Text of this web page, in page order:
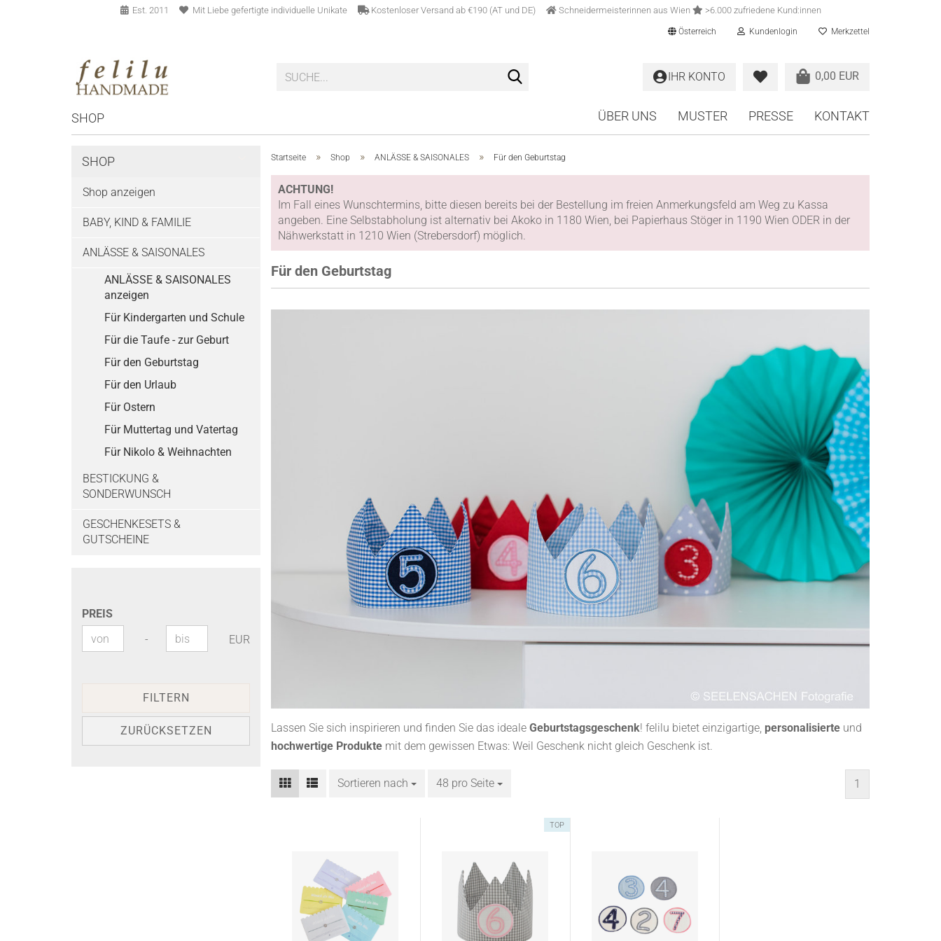
Est. 2011 Mit Liebe gefertigte individuelle Unikate Kostenloser Versand ab €190 (AT und DE) Schneidermeisterinnen aus Wien >6.000 zufriedene Kund:innen
Österreich Kundenlogin Merkzettel
0,00 EUR
IHR KONTO
SHOP ÜBER UNS MUSTER PRESSE KONTAKT
Startseite » Shop » ANLÄSSE & SAISONALES » Für den Geburtstag
ACHTUNG!
Im Fall eines Wunschtermins, bitte diesen bereits bei der Bestellung im freien Anmerkungsfeld am Weg zu Kassa
angeben. Eine Selbstabholung ist alternativ bei Akoko in 1180 Wien, bei Papierhaus Stöger in 1190 Wien ODER in der
Nähwerkstatt in 1210 Wien (Strebersdorf) möglich.
Für den Geburtstag
Lassen Sie sich inspirieren und finden Sie das ideale Geburtstagsgeschenk! felilu bietet einzigartige, personalisierte und
hochwertige Produkte mit dem gewissen Etwas: Weil Geschenk nicht gleich Geschenk ist.
Sortieren nach
Sortieren nach 48 pro Seite
pro Seite 1
TOP
SHOP
Shop anzeigen
BABY, KIND & FAMILIE
ANLÄSSE & SAISONALES
ANLÄSSE & SAISONALES
anzeigen
Für Kindergarten und Schule
Für die Taufe - zur Geburt
Für den Geburtstag
Für den Urlaub
Für Ostern
Für Muttertag und Vatertag
Für Nikolo & Weihnachten
BESTICKUNG &
SONDERWUNSCH
GESCHENKESETS &
GUTSCHEINE
PREIS
PREIS
Preis bis
- EUR
FILTERN
ZURÜCKSETZEN